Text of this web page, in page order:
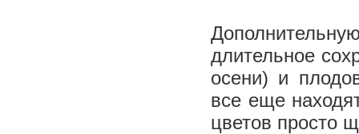
длительное
осени) и
все еще
цветов просто